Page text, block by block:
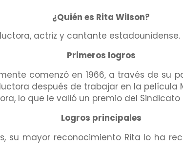
¿Quién es Rita Wilson?
actriz y cantante estadounidense.
Primeros logros
comenzó en 1966, a través de su
después de trabajar en la película
lo que le valió un premio del
Logros principales
su mayor reconocimiento Rita lo ha